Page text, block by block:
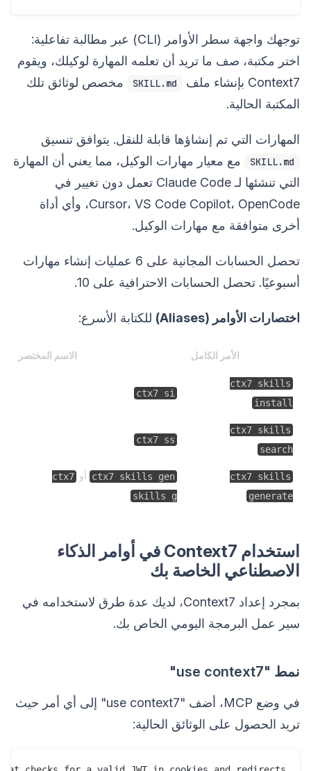
توجهك واجهة سطر الأوامر (CLI) عبر مطالبة تفاعلية:
اختر مكتبة، صف ما تريد أن تعلمه المهارة لوكيلك، ويقوم
Context7 بإنشاء ملف
SKILL.md
مخصص لوثائق تلك
المكتبة الحالية.
المهارات التي تم إنشاؤها قابلة للنقل. يتوافق تنسيق
SKILL.md
مع معيار مهارات الوكيل، مما يعني أن المهارة
التي تنشئها لـ Claude Code تعمل دون تغيير في
Cursor، VS Code Copilot، OpenCode، وأي أداة
أخرى متوافقة مع مهارات الوكيل.
تحصل الحسابات المجانية على 6 عمليات إنشاء مهارات
أسبوعيًا. تحصل الحسابات الاحترافية على 10.
اختصارات الأوامر (Aliases) للكتابة الأسرع:
الأمر الكامل الاسم المختصر
ctx7 skills
install
ctx7 si
ctx7 skills
search
ctx7 ss
ctx7 skills
generate
ctx7 skills gen أو ctx7
skills g
استخدام Context7 في أوامر الذكاء
الاصطناعي الخاصة بك
بمجرد إعداد Context7، لديك عدة طرق لاستخدامه في
سير عمل البرمجة اليومي الخاص بك.
نمط "use context7"
في وضع MCP، أضف "use context7" إلى أي أمر حيث
تريد الحصول على الوثائق الحالية: